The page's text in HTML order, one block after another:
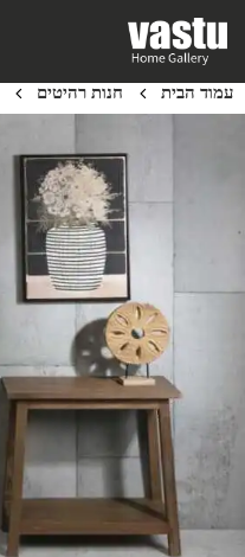
content
עמוד הבית חנות רהיטים